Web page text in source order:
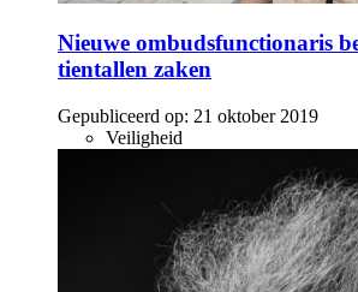
Nieuwe ombudsfunctionaris
tientallen zaken
Gepubliceerd op: 21 oktober 2019
Veiligheid